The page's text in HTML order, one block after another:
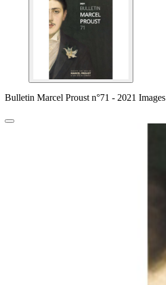
Bulletin Marcel Proust n°71 - 2021 Images